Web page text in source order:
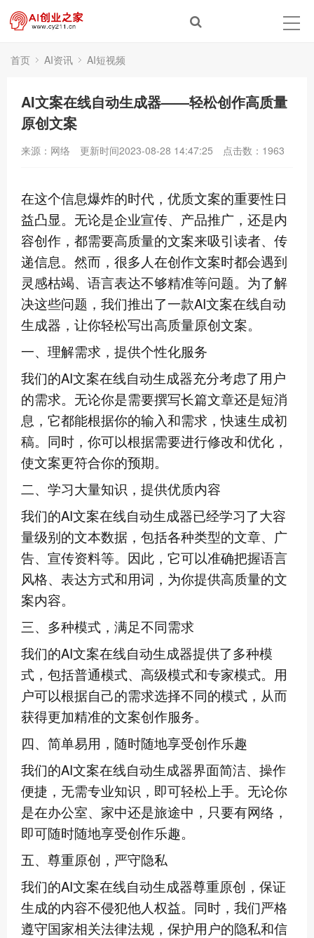
首页 AI资讯 AI短视频
AI文案在线自动生成器——轻松创作高质量
原创文案
来源：网络 更新时间2023-08-28 14:47:25 点击数： 1963
在这个信息爆炸的时代，优质文案的重要性日
益凸显。无论是企业宣传、产品推广，还是内
容创作，都需要高质量的文案来吸引读者、传
递信息。然而，很多人在创作文案时都会遇到
灵感枯竭、语言表达不够精准等问题。为了解
决这些问题，我们推出了一款AI文案在线自动
生成器，让你轻松写出高质量原创文案。
一、理解需求，提供个性化服务
我们的AI文案在线自动生成器充分考虑了用户
的需求。无论你是需要撰写长篇文章还是短消
息，它都能根据你的输入和需求，快速生成初
稿。同时，你可以根据需要进行修改和优化，
使文案更符合你的预期。
二、学习大量知识，提供优质内容
我们的AI文案在线自动生成器已经学习了大容
量级别的文本数据，包括各种类型的文章、广
告、宣传资料等。因此，它可以准确把握语言
风格、表达方式和用词，为你提供高质量的文
案内容。
三、多种模式，满足不同需求
我们的AI文案在线自动生成器提供了多种模
式，包括普通模式、高级模式和专家模式。用
户可以根据自己的需求选择不同的模式，从而
获得更加精准的文案创作服务。
四、简单易用，随时随地享受创作乐趣
我们的AI文案在线自动生成器界面简洁、操作
便捷，无需专业知识，即可轻松上手。无论你
是在办公室、家中还是旅途中，只要有网络，
即可随时随地享受创作乐趣。
五、尊重原创，严守隐私
我们的AI文案在线自动生成器尊重原创，保证
生成的内容不侵犯他人权益。同时，我们严格
遵守国家相关法律法规，保护用户的隐私和信